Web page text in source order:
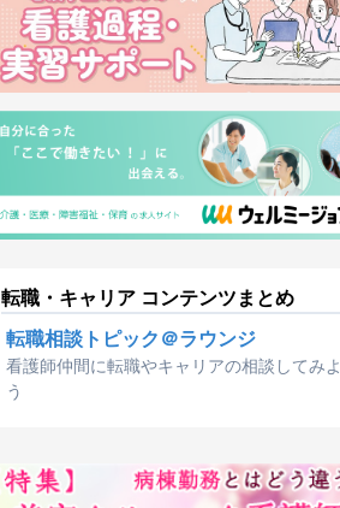
転職・キャリア コンテンツまとめ
転職相談トピック＠ラウンジ
看護師仲間に転職やキャリアの相談してみよ
う